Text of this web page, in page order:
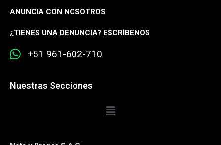
ANUNCIA CON NOSOTROS
¿TIENES UNA DENUNCIA? ESCRÍBENOS
+51 961-602-710
Nuestras Secciones